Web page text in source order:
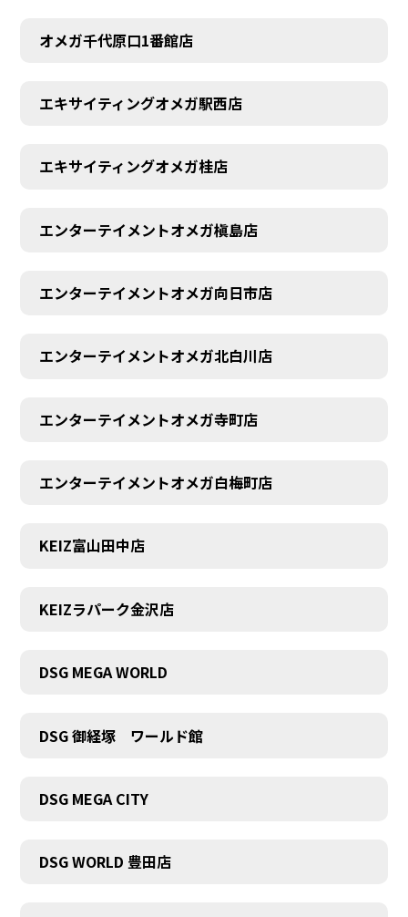
オメガ千代原口1番館店
エキサイティングオメガ駅西店
エキサイティングオメガ桂店
エンターテイメントオメガ槇島店
エンターテイメントオメガ向日市店
エンターテイメントオメガ北白川店
エンターテイメントオメガ寺町店
エンターテイメントオメガ白梅町店
KEIZ富山田中店
KEIZラパーク金沢店
DSG MEGA WORLD
DSG 御経塚 ワールド館
DSG MEGA CITY
DSG WORLD 豊田店